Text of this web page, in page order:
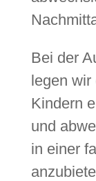
Bei der
legen wir
Kindern
und
in einer